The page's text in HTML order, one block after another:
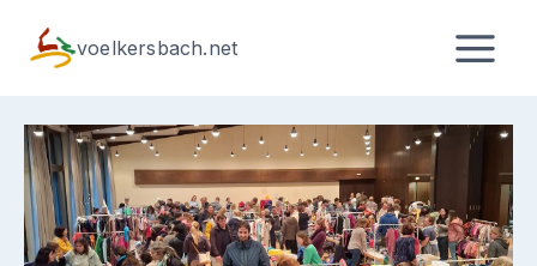
Inhalt
springen voelkersbach.net